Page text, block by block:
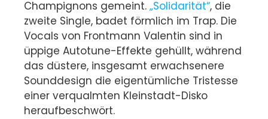
Champignons gemeint. „Solidarität“, die
zweite Single, badet förmlich im Trap. Die
Vocals von Frontmann Valentin sind in
üppige Autotune-Effekte gehüllt, während
das düstere, insgesamt erwachsenere
Sounddesign die eigentümliche Tristesse
einer verqualmten Kleinstadt-Disko
heraufbeschwört.